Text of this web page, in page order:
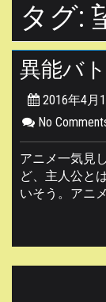
タグ:
異能バ
2016年4月
No
アニメ一気見
ど、主人公と
いそう。アニ